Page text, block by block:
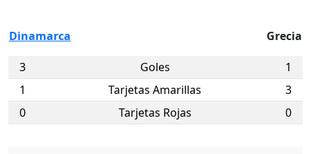
Dinamarca Grecia
3 Goles
1
1
Tarjetas Amarillas
3
0
Tarjetas Rojas 0